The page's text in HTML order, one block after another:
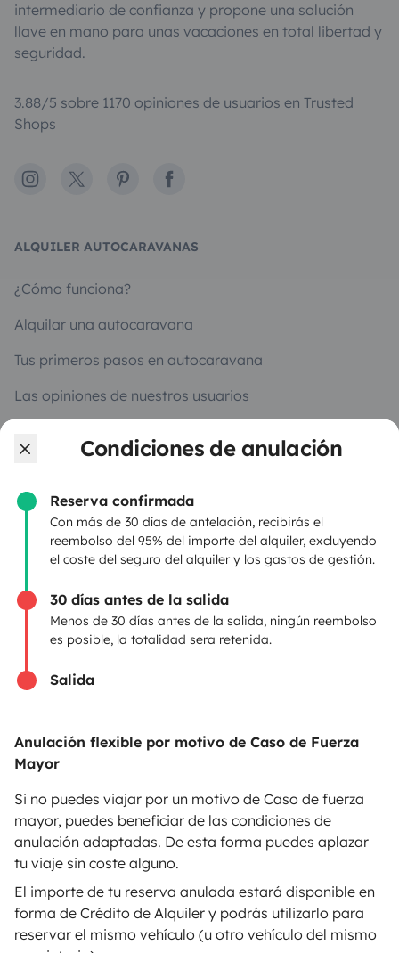
Condiciones de anulación
Reserva confirmada
Con más de 30 días de antelación, recibirás el
reembolso del 95% del importe del alquiler, excluyendo
el coste del seguro del alquiler y los gastos de gestión.
30 días antes de la salida
Menos de 30 días antes de la salida, ningún reembolso
es posible, la totalidad sera retenida.
Salida
Anulación flexible por motivo de Caso de Fuerza
Mayor
Si no puedes viajar por un motivo de Caso de fuerza
mayor, puedes beneficiar de las condiciones de
anulación adaptadas. De esta forma puedes aplazar
tu viaje sin coste alguno.
El importe de tu reserva anulada estará disponible en
forma de Crédito de Alquiler y podrás utilizarlo para
reservar el mismo vehículo (u otro vehículo del mismo
intermediario de confianza y propone una solución
llave en mano para unas vacaciones en total libertad y
seguridad.
3.88/5 sobre 1170 opiniones de usuarios en Trusted
Shops
Instagram
X PinterestFacebook
ALQUILER AUTOCARAVANAS
¿Cómo funciona?
Alquilar una autocaravana
Tus primeros pasos en autocaravana
Las opiniones de nuestros usuarios
PROPIETARIOS
Anunciar un vehículo
Seguros de alquiler
Asistencias de alquiler
Ayuda propietario
Medios de pago seguros Pago en varios plazos
Descargar en
App Store
Disponible en